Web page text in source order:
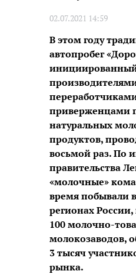
02.07.2021 14:59
В этом году
автопробег
приверженцами
натуральных
продуктов,
восьмой раз. По
правительства
«молочные»
время побывали
регионах
100 молочно-
молокозаводов,
3 тысяч
рынка.